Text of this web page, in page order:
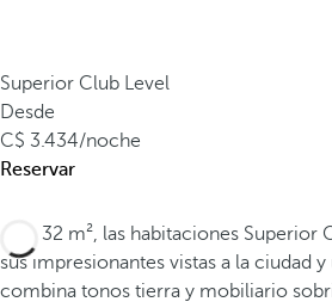
Superior Club Level
Desde
3.434/noche
Reservar
Con 32 m², las habitaciones Superior
sus impresionantes vistas a la ciudad
combina tonos tierra y mobiliario